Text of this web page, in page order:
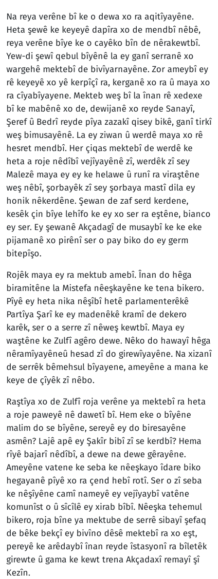
Na reya verêne bî ke o dewa xo ra aqitîyayêne.
Heta şewê ke keyeyê dapîra xo de mendbî nêbê,
reya verêne bîye ke o cayêko bîn de nêrakewtbî.
Yew-di şewî qebul bîyênê la ey ganî serranê xo
wargehê mektebî de bivîyarnayêne. Zor ameybî ey
rê keyeyê xo yê kerpîçî ra, kerganê xo ra û maya xo
ra cîyabîyayene. Mekteb weş bî la înan rê xedexe
bî ke mabênê xo de, dewijanê xo reyde Sanayî,
Şeref û Bedrî reyde pîya zazakî qisey bikê, ganî tirkî
weş bimusayênê. La ey ziwan û werdê maya xo rê
hesret mendbî. Her çiqas mektebî de werdê ke
heta a roje nêdîbî vejîyayênê zî, werdêk zî sey
Malezê maya ey ey ke helawe û runî ra viraştêne
weş nêbî, şorbayêk zî sey şorbaya mastî dila ey
honik nêkerdêne. Şewan de zaf serd kerdene,
kesêk çin bîye lehîfo ke ey xo ser ra eştêne, bianco
ey ser. Ey şewanê Akçadagî de musaybî ke ke eke
pijamanê xo pirênî ser o pay biko do ey germ
bitepîşo.
Rojêk maya ey ra mektub amebî. Înan do hêga
biramitêne la Mistefa nêeşkayêne ke tena bikero.
Pîyê ey heta nika nêşîbî hetê parlamenterêkê
Partîya Şarî ke ey madenêkê kramî de dekero
karêk, ser o a serre zî nêweş kewtbî. Maya ey
waştêne ke Zulfî agêro dewe. Nêko do hawayî hêga
nêramîyayêneû hesad zî do girewîyayêne. Na xizanî
de serrêk bêmehsul bîyayene, ameyêne a mana ke
keye de çîyêk zî nêbo.
Raştîya xo de Zulfî roja verêne ya mektebî ra heta
a roje paweyê nê dawetî bî. Hem eke o bîyêne
malim do se bîyêne, sereyê ey do biresayêne
asmên? Lajê apê ey Şakîr bibî zî se kerdbî? Hema
rîyê bajarî nêdîbî, a dewe na dewe gêrayêne.
Ameyêne vatene ke seba ke nêeşkayo îdare biko
hegayanê pîyê xo ra çend hebî rotî. Ser o zî seba
ke nêşîyêne camî nameyê ey vejîyaybî vatêne
komunîst o û sîcîlê ey xirab bîbî. Nêeşka tehemul
bikero, roja bîne ya mektube de serrê sibayî şefaq
de bêke bekçî ey bivîno dêsê mektebî ra xo eşt,
pereyê ke arêdaybî înan reyde îstasyonî ra bîletêk
girewte û gama ke kewt trena Akçadaxî remayî şî
Kezîn.